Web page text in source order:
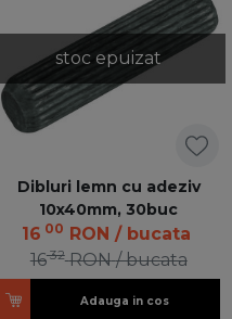
stoc epuizat
Dibluri lemn cu adeziv
10x40mm, 30buc
16 00 RON / bucata
1632 RON / bucata
Adauga in cos